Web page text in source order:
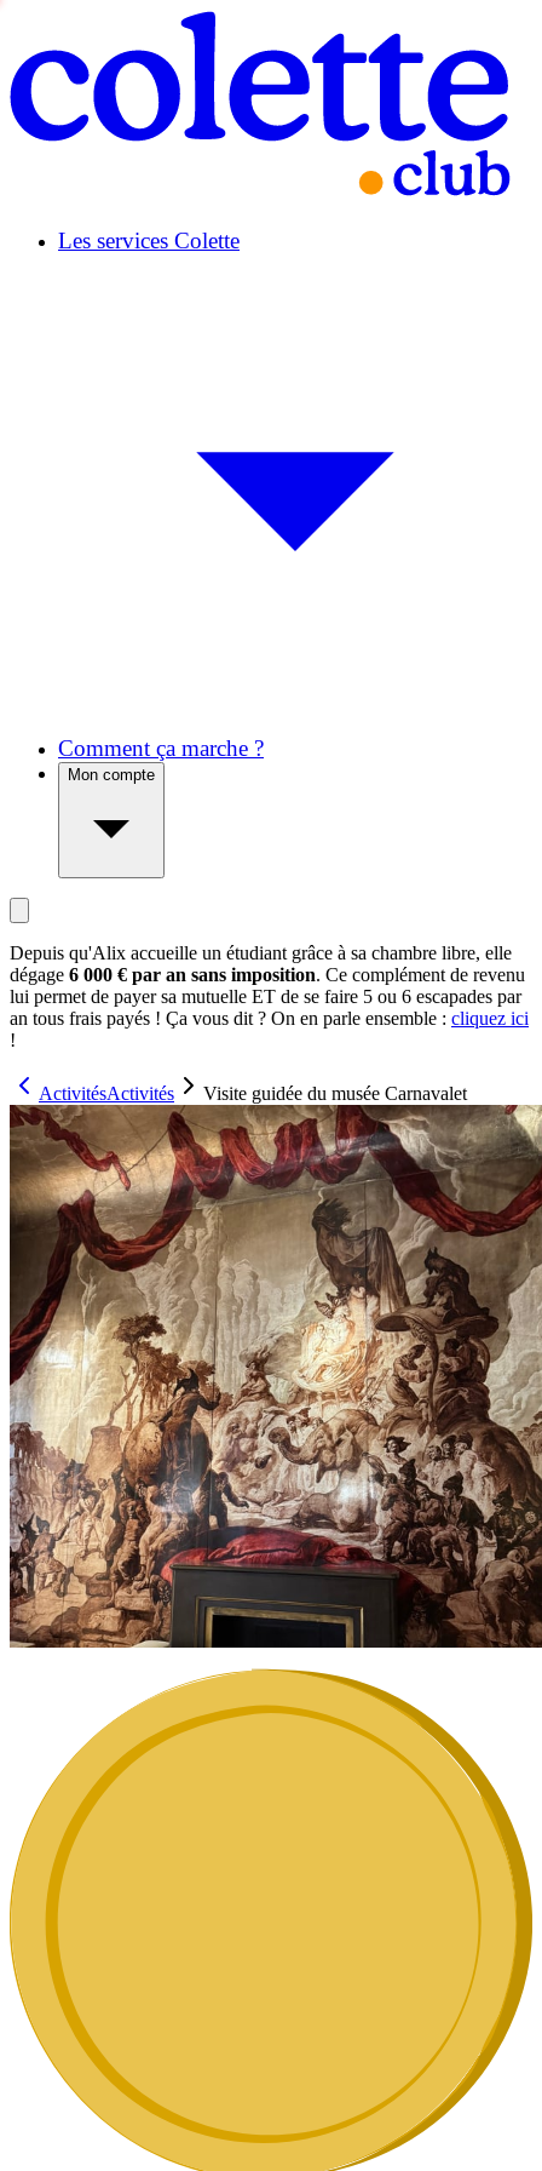
Les services Colette
Comment ça marche ?
Mon compte
Depuis qu'Alix accueille un étudiant grâce à sa chambre libre, elle
dégage 6 000 € par an sans imposition. Ce complément de revenu
lui permet de payer sa mutuelle ET de se faire 5 ou 6 escapades par
an tous frais payés ! Ça vous dit ? On en parle ensemble : cliquez ici
!
ActivitésActivités Visite guidée du musée Carnavalet